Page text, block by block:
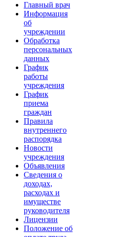
Главный врач
Информация
об
учреждении
Обработка
персональных
данных
График
работы
учреждения
График
приема
граждан
Правила
внутреннего
распорядка
Новости
учреждения
Объявления
Сведения о
доходах,
расходах и
имуществе
руководителя
Лицензии
Положение об